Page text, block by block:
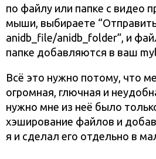
по файлу или папке с видео
мыши, выбираете
anidb_file/anidb_folder”, и
папке добавляются в ваш
Всё это нужно потому, что
огромная, глючная и
нужно мне из неё было
хэширование файлов и
я и сделал его отдельно в